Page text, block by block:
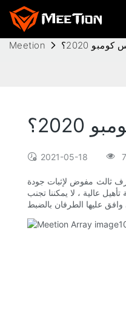
Meetion 2020؟
2021-05-18
ممكن الصادر عن طرف ثالث مفوض لإثبات جودة
عالية ، لا يمكننا تجنب